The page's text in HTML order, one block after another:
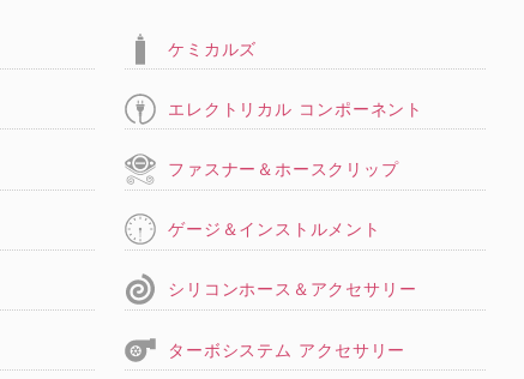
ケミカルズ
エレクトリカル コンポーネント
ファスナー＆ホースクリップ
ゲージ＆インストルメント
シリコンホース＆アクセサリー
ターボシステム アクセサリー